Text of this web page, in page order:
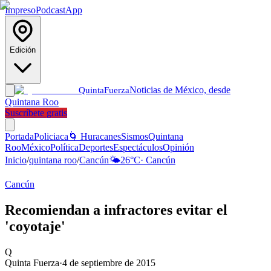
ImpresoPodcastApp
Edición
QuintaFuerzaNoticias de México, desde
Quintana Roo
Suscríbete gratis
PortadaPoliciaca 🌀 HuracanesSismosQuintana
RooMéxicoPolíticaDeportesEspectáculosOpinión
Inicio/quintana roo/Cancún🌤️26°C· Cancún
Cancún
Recomiendan a infractores evitar el
'coyotaje'
Q
Quinta Fuerza·4 de septiembre de 2015